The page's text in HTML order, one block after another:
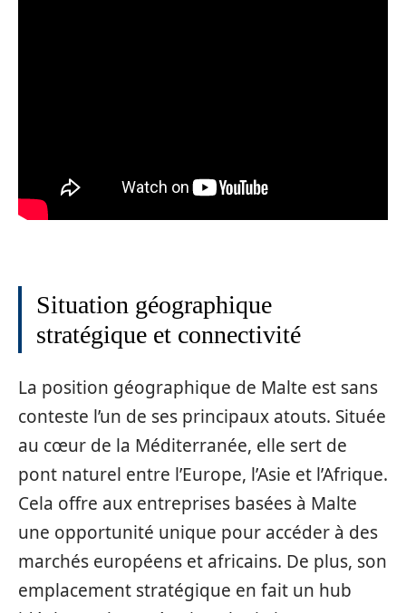
Situation géographique
stratégique et connectivité
La position géographique de Malte est sans
conteste l’un de ses principaux atouts. Située
au cœur de la Méditerranée, elle sert de
pont naturel entre l’Europe, l’Asie et l’Afrique.
Cela offre aux entreprises basées à Malte
une opportunité unique pour accéder à des
marchés européens et africains. De plus, son
emplacement stratégique en fait un hub